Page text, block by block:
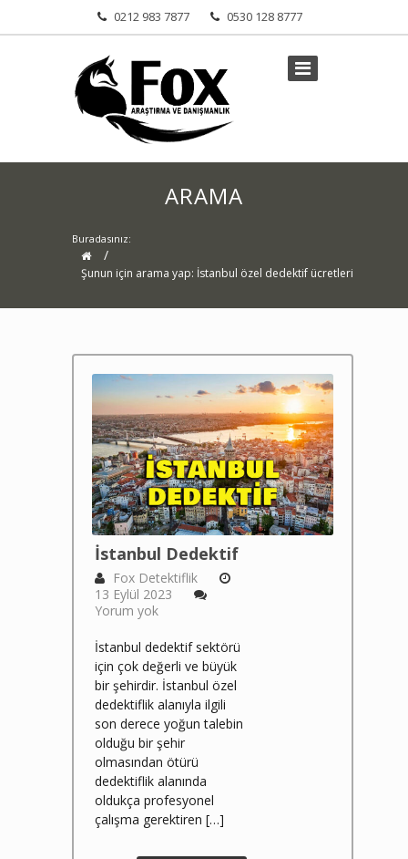
0212 983 7877 0530 128 8777
ARAMA
Buradasınız:
/
Şunun için arama yap: İstanbul özel dedektif ücretleri
İstanbul Dedektif
Fox Detektiflik
13 Eylül 2023
Yorum yok
İstanbul dedektif sektörü
için çok değerli ve büyük
bir şehirdir. İstanbul özel
dedektiflik alanıyla ilgili
son derece yoğun talebin
olduğu bir şehir
olmasından ötürü
dedektiflik alanında
oldukça profesyonel
çalışma gerektiren […]